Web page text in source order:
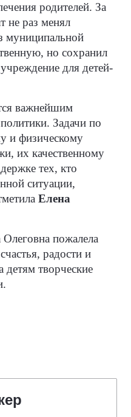
родителей. За
не раз менял
муниципальной
но сохранил
для детей-
важнейшим
Задачи по
и физическому
их качественному
тех, кто
ситуации,
Елена
пожалела
радости и
детям творческие